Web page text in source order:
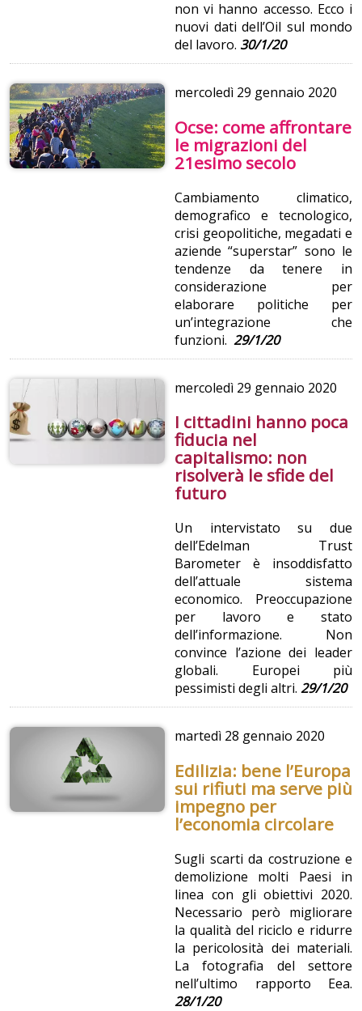
non vi hanno accesso. Ecco i
nuovi dati dell’Oil sul mondo
del lavoro. 30/1/20
mercoledì 29 gennaio 2020
Ocse: come affrontare
le migrazioni del
21esimo secolo
Cambiamento climatico,
demografico e tecnologico,
crisi geopolitiche, megadati e
aziende “superstar” sono le
tendenze da tenere in
considerazione per
elaborare politiche per
un’integrazione che
funzioni. 29/1/20
mercoledì 29 gennaio 2020
I cittadini hanno poca
fiducia nel
capitalismo: non
risolverà le sfide del
futuro
Un intervistato su due
dell’Edelman Trust
Barometer è insoddisfatto
dell’attuale sistema
economico. Preoccupazione
per lavoro e stato
dell’informazione. Non
convince l’azione dei leader
globali. Europei più
pessimisti degli altri. 29/1/20
martedì 28 gennaio 2020
Edilizia: bene l’Europa
sui rifiuti ma serve più
impegno per
l’economia circolare
Sugli scarti da costruzione e
demolizione molti Paesi in
linea con gli obiettivi 2020.
Necessario però migliorare
la qualità del riciclo e ridurre
la pericolosità dei materiali.
La fotografia del settore
nell’ultimo rapporto Eea.
28/1/20